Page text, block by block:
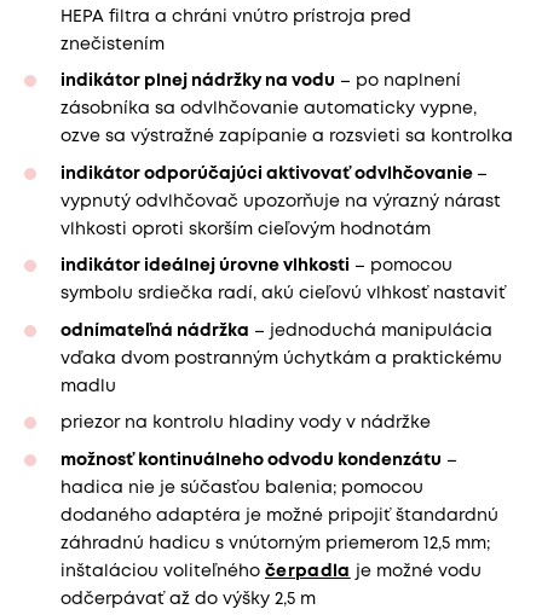
HEPA filtra a chráni vnútro prístroja pred
znečistením
indikátor plnej nádržky na vodu – po naplnení
zásobníka sa odvlhčovanie automaticky vypne,
ozve sa výstražné zapípanie a rozsvieti sa kontrolka
indikátor odporúčajúci aktivovať odvlhčovanie –
vypnutý odvlhčovač upozorňuje na výrazný nárast
vlhkosti oproti skorším cieľovým hodnotám
indikátor ideálnej úrovne vlhkosti – pomocou
symbolu srdiečka radí, akú cieľovú vlhkosť nastaviť
odnímateľná nádržka – jednoduchá manipulácia
vďaka dvom postranným úchytkám a praktickému
madlu
priezor na kontrolu hladiny vody v nádržke
možnosť kontinuálneho odvodu kondenzátu –
hadica nie je súčasťou balenia; pomocou
dodaného adaptéra je možné pripojiť štandardnú
záhradnú hadicu s vnútorným priemerom 12,5 mm;
inštaláciou voliteľného čerpadla je možné vodu
odčerpávať až do výšky 2,5 m